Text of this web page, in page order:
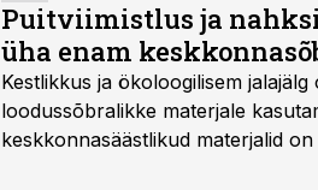
Puitviimistlus ja
üha enam
Kestlikkus ja ökoloogilisem
loodussõbralikke materjale
keskkonnasäästlikud materjalid